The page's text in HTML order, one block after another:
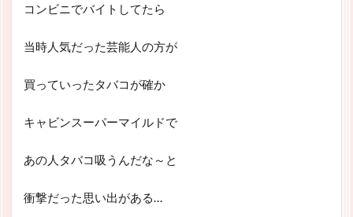
コンビニでバイトしてたら
当時人気だった芸能人の方が
買っていったタバコが確か
キャビンスーパーマイルドで
あの人タバコ吸うんだな～と
衝撃だった思い出がある…